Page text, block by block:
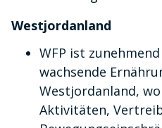
Westjordanland
WFP ist
wachsende
Westjordanland,
Aktivitäten,